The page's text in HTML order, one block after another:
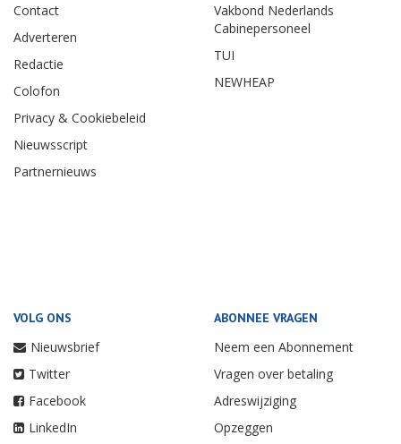
Contact
Adverteren
Redactie
Colofon
Privacy & Cookiebeleid
Nieuwsscript
Partnernieuws
Vakbond Nederlands
Cabinepersoneel
TUI
NEWHEAP
VOLG ONS
Nieuwsbrief
Twitter
Facebook
LinkedIn
ABONNEE VRAGEN
Neem een Abonnement
Vragen over betaling
Adreswijziging
Opzeggen